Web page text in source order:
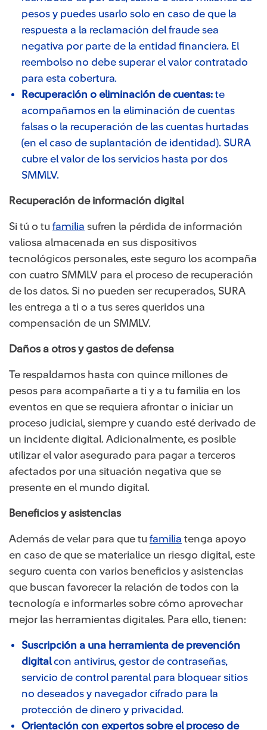
pesos y puedes usarlo solo en caso de que la
respuesta a la reclamación del fraude sea
negativa por parte de la entidad financiera. El
reembolso no debe superar el valor contratado
para esta cobertura.
Recuperación o eliminación de cuentas: te
acompañamos en la eliminación de cuentas
falsas o la recuperación de las cuentas hurtadas
(en el caso de suplantación de identidad). SURA
cubre el valor de los servicios hasta por dos
SMMLV.
Recuperación de información digital
Si tú o tu familia sufren la pérdida de información
valiosa almacenada en sus dispositivos
tecnológicos personales, este seguro los acompaña
con cuatro SMMLV para el proceso de recuperación
de los datos. Si no pueden ser recuperados, SURA
les entrega a ti o a tus seres queridos una
compensación de un SMMLV.
Daños a otros y gastos de defensa
Te respaldamos hasta con quince millones de
pesos para acompañarte a ti y a tu familia en los
eventos en que se requiera afrontar o iniciar un
proceso judicial, siempre y cuando esté derivado de
un incidente digital. Adicionalmente, es posible
utilizar el valor asegurado para pagar a terceros
afectados por una situación negativa que se
presente en el mundo digital.
Beneficios y asistencias
Además de velar para que tu familia tenga apoyo
en caso de que se materialice un riesgo digital, este
seguro cuenta con varios beneficios y asistencias
que buscan favorecer la relación de todos con la
tecnología e informarles sobre cómo aprovechar
mejor las herramientas digitales. Para ello, tienen:
Suscripción a una herramienta de prevención
digitalcon antivirus, gestor de contraseñas,
servicio de control parental para bloquear sitios
no deseados y navegador cifrado para la
protección de dinero y privacidad.
Orientación con expertos sobre el proceso de